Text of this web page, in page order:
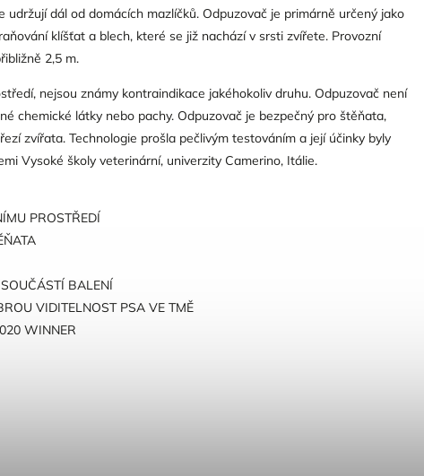
dál od domácích mazlíčků. Odpuzovač je primárně určený jako
klíšťat a blech, které se již nachází v srsti zvířete. Provozní
2,5 m.
nejsou známy kontraindikace jakéhokoliv druhu. Odpuzovač není
chemické látky nebo pachy. Odpuzovač je bezpečný pro štěňata,
zvířata. Technologie prošla pečlivým testováním a její účinky byly
Vysoké školy veterinární, univerzity Camerino, Itálie.
PROSTŘEDÍ
BALENÍ
VIDITELNOST PSA VE TMĚ
WINNER